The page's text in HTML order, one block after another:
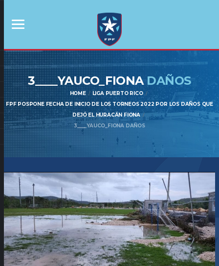
3____YAUCO_FIONA DAÑOS
HOME
LIGA PUERTO RICO
FPF POSPONE FECHA DE INICIO DE LOS TORNEOS 2022 POR LOS DAÑOS QUE
DEJÓ EL HURACÁN FIONA
3____YAUCO_FIONA DAÑOS